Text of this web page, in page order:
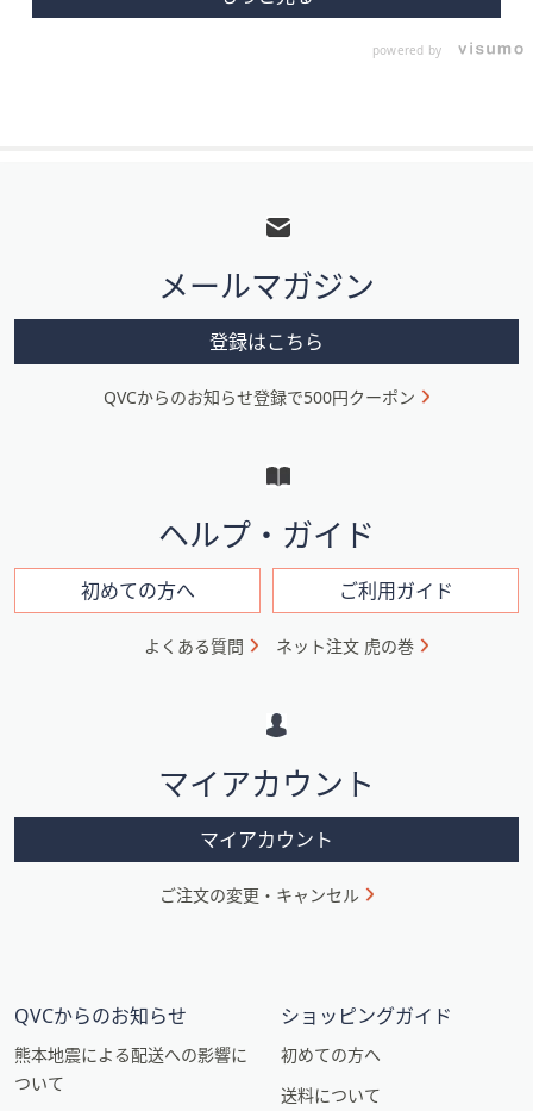
powered by
メ
ニ
ン
ン
メールマガジン
登録はこちら
QVCからのお知らせ登録で500円クーポン
ヘルプ・ガイド
初めての方へ ご利用ガイド
よくある質問 ネット注文 虎の巻
マイアカウント
マイアカウント
ご注文の変更・キャンセル
QVCからのお知らせ
熊本地震による配送への影響に
ついて
ショッピングガイド
初めての方へ
送料について